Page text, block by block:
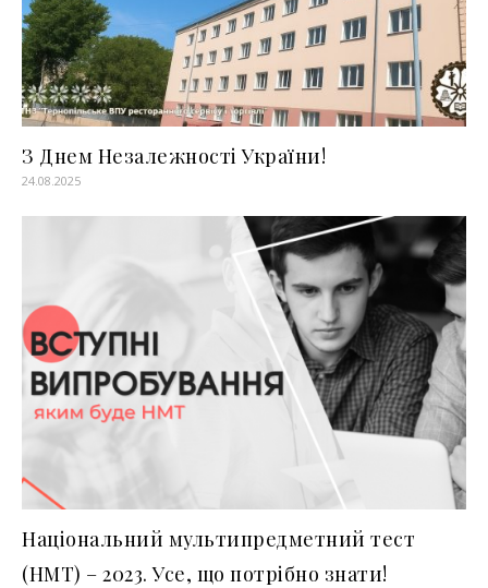
З Днем Незалежності України!
24.08.2025
Національний мультипредметний тест
(НМТ) – 2023. Усе, що потрібно знати!